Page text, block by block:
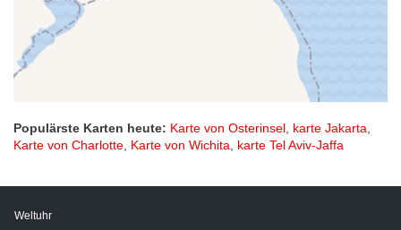
Populärste Karten heute: Karte von Osterinsel, karte Jakarta,
Karte von Charlotte, Karte von Wichita, karte Tel Aviv-Jaffa
Weltuhr